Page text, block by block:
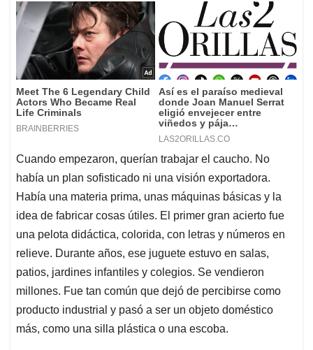
Cuando empezaron, querían trabajar el caucho. No
había un plan sofisticado ni una visión exportadora.
Había una materia prima, unas máquinas básicas y la
idea de fabricar cosas útiles. El primer gran acierto fue
una pelota didáctica, colorida, con letras y números en
relieve. Durante años, ese juguete estuvo en salas,
patios, jardines infantiles y colegios. Se vendieron
millones. Fue tan común que dejó de percibirse como
producto industrial y pasó a ser un objeto doméstico
más, como una silla plástica o una escoba.